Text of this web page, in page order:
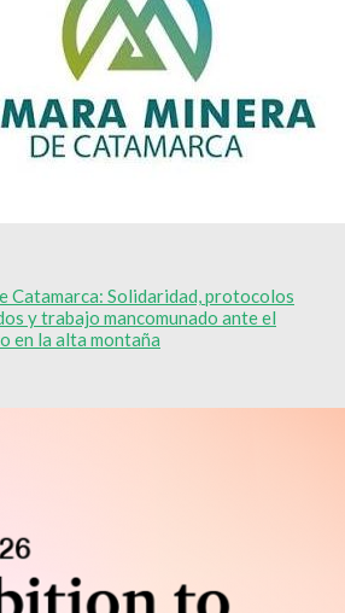
Catamarca: Solidaridad, protocolos
y trabajo mancomunado ante el
en la alta montaña